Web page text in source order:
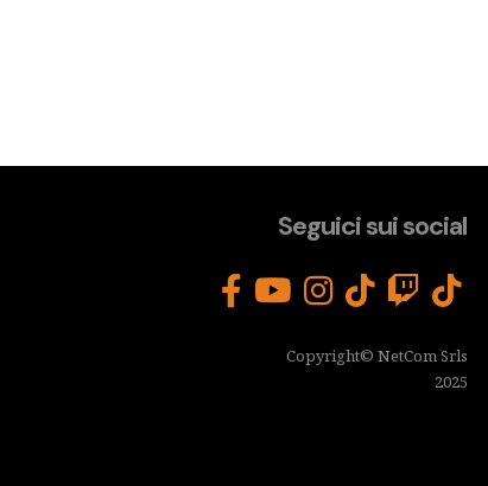
Seguici sui social
Copyright© NetCom Srls
2025